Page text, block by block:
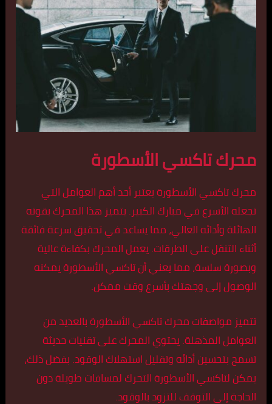
محرك تاكسي الأسطورة
محرك تاكسي الأسطورة يعتبر أحد أهم العوامل التي
تجعله الأسرع في مبارك الكبير. يتميز هذا المحرك بقوته
الهائلة وأدائه العالي، مما يساعد في تحقيق سرعة فائقة
أثناء التنقل على الطرقات. يعمل المحرك بكفاءة عالية
وبصورة سلسة، مما يعني أن تاكسي الأسطورة يمكنه
الوصول إلى وجهتك بأسرع وقت ممكن.
تتميز مواصفات محرك تاكسي الأسطورة بالعديد من
العوامل المذهلة. يحتوي المحرك على تقنيات حديثة
تسمح بتحسين أدائه وتقليل استهلاك الوقود. بفضل ذلك،
يمكن لتاكسي الأسطورة التحرك لمسافات طويلة دون
الحاجة إلى التوقف للتزود بالوقود.